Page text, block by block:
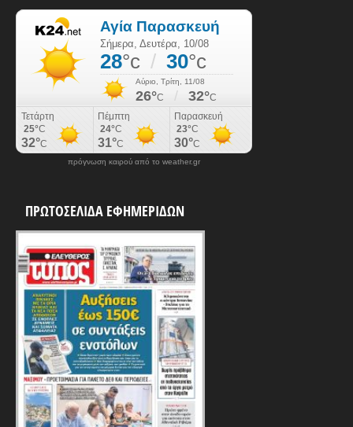
πρόγνωση καιρού από το weather.gr
ΠΡΩΤΟΣΕΛΙΔΑ ΕΦΗΜΕΡΙΔΩΝ